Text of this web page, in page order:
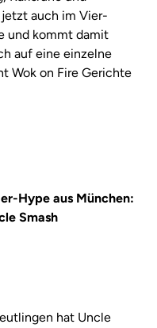
auch im Vier-
und kommt damit
auf eine einzelne
Wok on Fire Gerichte
Hype aus München:
Smash
hat Uncle